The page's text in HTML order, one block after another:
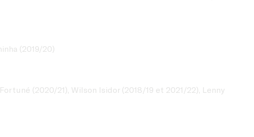
(2019/20)
(2020/21), Wilson Isidor (2018/19 et 2021/22), Lenny